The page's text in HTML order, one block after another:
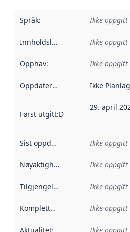
Språk: Ikke oppgitt
Innholdsleverandører :
Ikke oppgitt
Opphav: Ikke oppgitt
Oppdateringsfrekvens :
Ikke
Først utgitt:Denne datoen sier
29. april
Sist oppdatert Ikke oppgitt
Nøyaktighet Ikke oppgitt
Tilgjengelighet Ikke oppgitt
Kompletthet Ikke oppgitt
Aktualitet: Ikke oppgitt